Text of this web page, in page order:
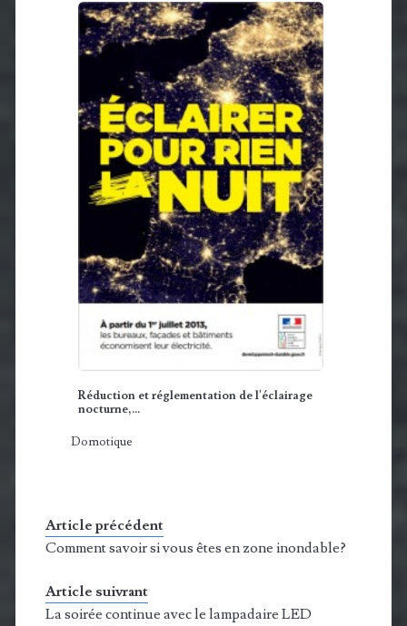
Réduction et réglementation de l'éclairage
nocturne,…
Domotique
Article précédent
Comment savoir si vous êtes en zone inondable?
Article suivrant
La soirée continue avec le lampadaire LED